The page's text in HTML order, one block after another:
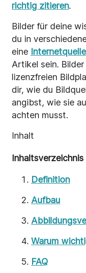
richtig zitieren.
Bilder für deine
du in
eine Internetquelle
Artikel sein.
lizenzfreien
dir, wie du
angibst, wie sie
achten musst.
Inhalt
Inhaltsverzeichnis
Definition
Aufbau
Warum
FAQ